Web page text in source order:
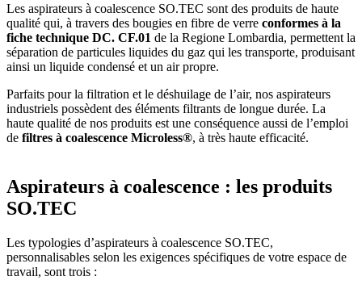
Les aspirateurs à coalescence SO.TEC sont des produits de haute
qualité qui, à travers des bougies en fibre de verre conformes à la
fiche technique DC. CF.01 de la Regione Lombardia, permettent la
séparation de particules liquides du gaz qui les transporte, produisant
ainsi un liquide condensé et un air propre.
Parfaits pour la filtration et le déshuilage de l’air, nos aspirateurs
industriels possèdent des éléments filtrants de longue durée. La
haute qualité de nos produits est une conséquence aussi de l’emploi
de filtres à coalescence Microless®, à très haute efficacité.
Aspirateurs à coalescence : les produits
SO.TEC
Les typologies d’aspirateurs à coalescence SO.TEC,
personnalisables selon les exigences spécifiques de votre espace de
travail, sont trois :